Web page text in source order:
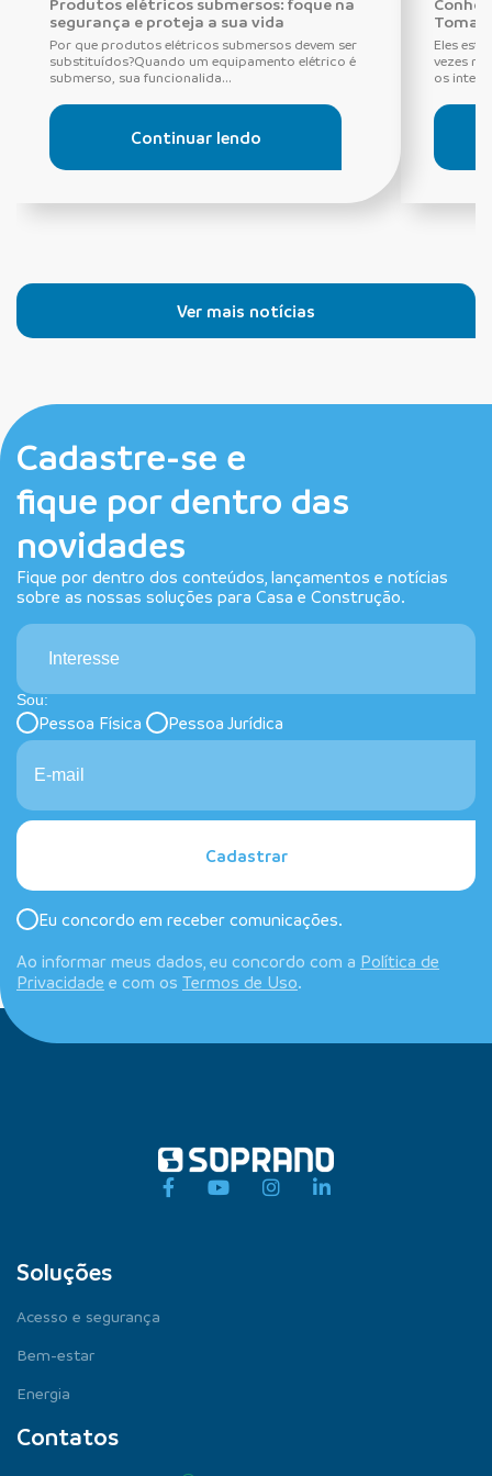
segurança e proteja a sua vida
Por que produtos elétricos submersos devem ser
substituídos?Quando um equipamento elétrico é
submerso, sua funcionalida...
Continuar lendo
Eles
vezes
os
Ver mais notícias
Cadastre-se e
fique por dentro das
novidades
Fique por dentro dos conteúdos, lançamentos e notícias
sobre as nossas soluções para Casa e Construção.
Interesse
Sou:
Pessoa Física Pessoa Jurídica
Cadastrar
Eu concordo em receber comunicações.
Ao informar meus dados, eu concordo com a Política de
Privacidade e com os Termos de Uso.
Soluções
Acesso e segurança
Bem-estar
Energia
Contatos